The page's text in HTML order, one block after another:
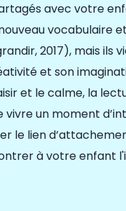
avec votre
vocabulaire
2017), mais ils
et son
et le calme, la
un moment
le lien
à votre enfant